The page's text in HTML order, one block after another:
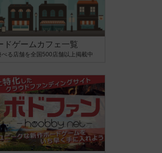
ドゲームカフェ一覧
べる店舗を全国500店舗以上掲載中